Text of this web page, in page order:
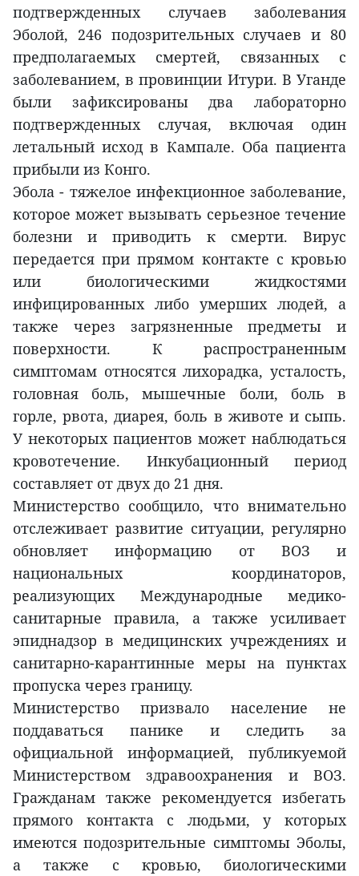
подтвержденных случаев заболевания
Эболой, 246 подозрительных случаев и 80
предполагаемых смертей, связанных с
заболеванием, в провинции Итури. В Уганде
были зафиксированы два лабораторно
подтвержденных случая, включая один
летальный исход в Кампале. Оба пациента
прибыли из Конго.
Эбола - тяжелое инфекционное заболевание,
которое может вызывать серьезное течение
болезни и приводить к смерти. Вирус
передается при прямом контакте с кровью
или биологическими жидкостями
инфицированных либо умерших людей, а
также через загрязненные предметы и
поверхности. К распространенным
симптомам относятся лихорадка, усталость,
головная боль, мышечные боли, боль в
горле, рвота, диарея, боль в животе и сыпь.
У некоторых пациентов может наблюдаться
кровотечение. Инкубационный период
составляет от двух до 21 дня.
Министерство сообщило, что внимательно
отслеживает развитие ситуации, регулярно
обновляет информацию от ВОЗ и
национальных координаторов,
реализующих Международные медико-
санитарные правила, а также усиливает
эпиднадзор в медицинских учреждениях и
санитарно-карантинные меры на пунктах
пропуска через границу.
Министерство призвало население не
поддаваться панике и следить за
официальной информацией, публикуемой
Министерством здравоохранения и ВОЗ.
Гражданам также рекомендуется избегать
прямого контакта с людьми, у которых
имеются подозрительные симптомы Эболы,
а также с кровью, биологическими